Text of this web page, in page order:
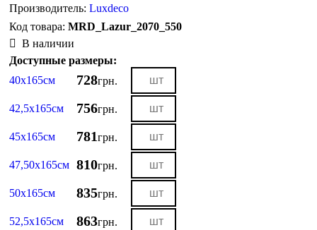
Производитель:Luxdeco
MRD_Lazur_2070_550
В наличии
Доступные размеры:
40х165см
728грн.
42,5х165см 756грн.
45х165см 781грн.
47,50х165см 810грн.
50х165см 835грн.
52,5х165см 863грн.